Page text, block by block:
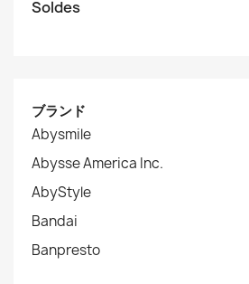
Soldes
ブランド
Abysmile
Abysse America Inc.
AbyStyle
Bandai
Banpresto